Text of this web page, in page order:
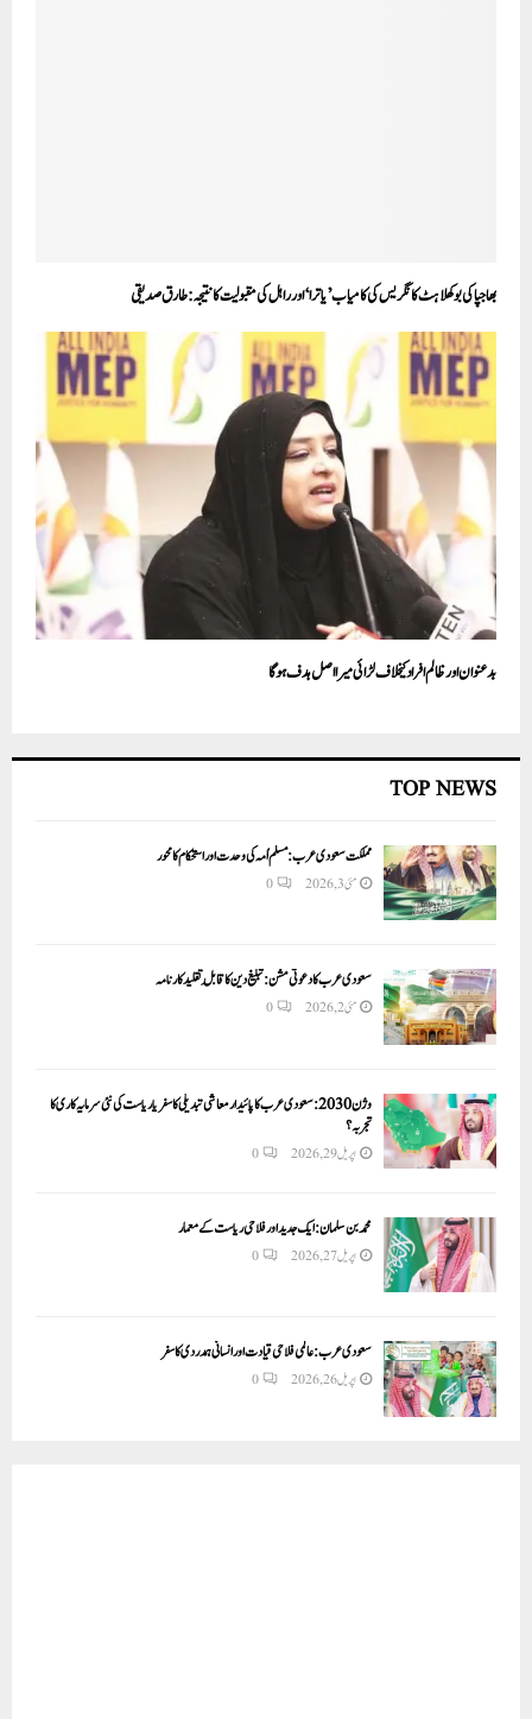
بھاجپا کی بوکھلاہٹ کانگریس کی کامیاب ’یاترا‘ اور راہل کی مقبولیت کا نتیجہ:طارق صدیقی
بدعنوان اور ظالم افراد کیخلاف لڑائی میرا اصل ہدف ہو گا
TOP NEWS
مملکت سعودی عرب: مسلم اُمہ کی وحدت اور استحکام کا محور
مئی 3, 2026 0
سعودی عرب کا دعوتی مشن: تبلیغ دین کا قابلِ تقلید کارنامہ
مئی 2, 2026 0
وژن 2030:سعودی عرب کا پائیدار معاشی تبدیلی کا سفر یا ریاست کی نئی سرمایہ کاری کا
تجربہ؟
اپریل 29, 2026 0
محمد بن سلمان: ایک جدید اور فلاحی ریاست کے معمار
اپریل 27, 2026 0
سعودی عرب: عالمی فلاحی قیادت اور انسانی ہمدردی کا سفر
اپریل 26, 2026 0